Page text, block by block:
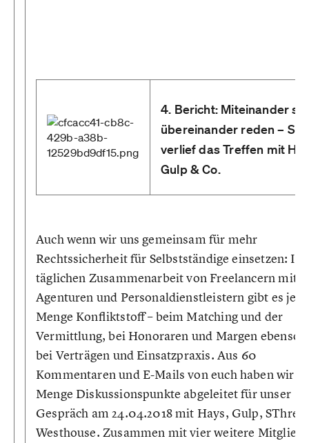
4. Bericht: Miteinander
übereinander reden – So
verlief das Treffen mit
Gulp & Co.
Auch wenn wir uns gemeinsam für mehr
Rechtssicherheit für Selbstständige einsetzen: In
täglichen Zusammenarbeit von Freelancern mit
Agenturen und Personaldienstleistern gibt es jede
Menge Konfliktstoff – beim Matching und der
Vermittlung, bei Honoraren und Margen ebenso
bei Verträgen und Einsatzpraxis. Aus 60
Kommentaren und E-Mails von euch haben wir
Menge Diskussionspunkte abgeleitet für unser
Gespräch am 24.04.2018 mit Hays, Gulp, SThree
Westhouse. Zusammen mit vier weitere